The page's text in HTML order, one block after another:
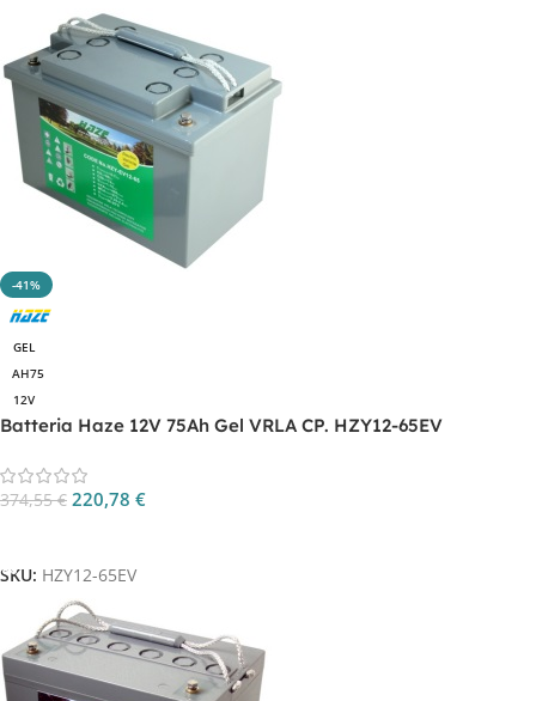
-41%
GEL
AH75
12V
Batteria Haze 12V 75Ah Gel VRLA CP. HZY12-65EV
374,55€ 220,78 €
SKU: HZY12-65EV